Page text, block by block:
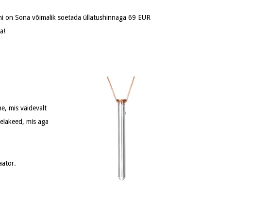
on Sona võimalik soetada üllatushinnaga 69 EUR
mis väidevalt
mis aga